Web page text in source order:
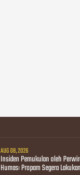
AUG 08, 2026
Insiden Pemukulan oleh
Humas: Propam Segera